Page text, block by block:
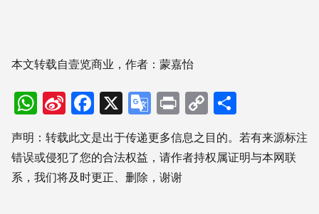
本文转载自壹览商业， 作者： 蒙嘉怡
WhatsApp
Sina
Weibo
Facebook
X Google
Translate
PrintCopy
Link享
声明：转载此文是出于传递更多信息之目的。若有来源标注
错误或侵犯了您的合法权益，请作者持权属证明与本网联
系，我们将及时更正、删除，谢谢